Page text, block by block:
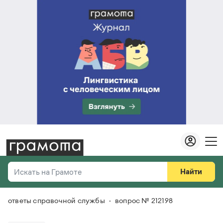
Искать на Грамоте
Справочная служба
Найти
Везде
ответы справочной службы вопрос № 212198